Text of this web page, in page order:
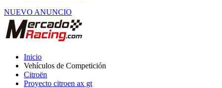
NUEVO ANUNCIO
Inicio
Vehículos de Competición
Citroën
Proyecto citroen ax gt